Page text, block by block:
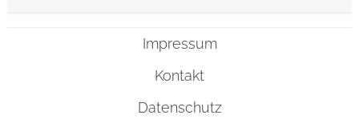
Impressum
Kontakt
Datenschutz